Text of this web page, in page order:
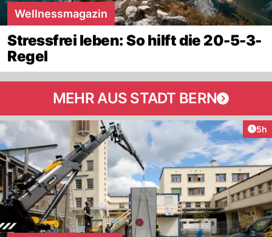
Wellnessmagazin
Stressfrei leben: So hilft die 20-5-3-
Regel
MEHR AUS STADT BERN
5h